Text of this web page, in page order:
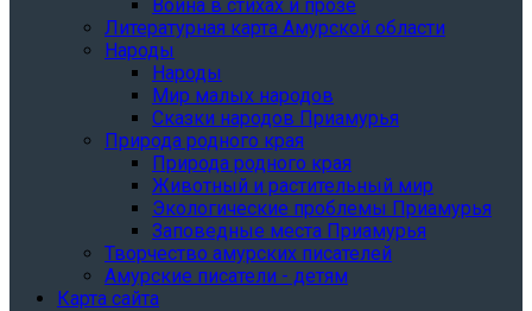
Война в стихах и прозе
Литературная карта Амурской области
Народы
Народы
Мир малых народов
Сказки народов Приамурья
Природа родного края
Природа родного края
Животный и растительный мир
Экологические проблемы Приамурья
Заповедные места Приамурья
Творчество амурских писателей
Амурские писатели - детям
Карта сайта